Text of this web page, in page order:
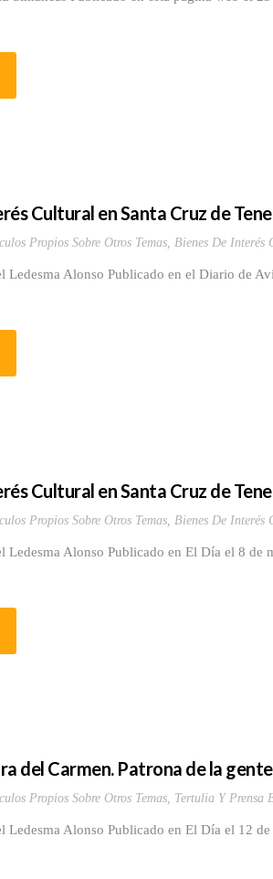
Cultural en Santa Cruz de
Propios Sobre Otros Temas, Bienes De Interés
Ledesma Alonso Publicado en el Diario
Cultural en Santa Cruz de
Propios Sobre Otros Temas, Bienes De Interés
Ledesma Alonso Publicado en El Día el 8
del Carmen. Patrona de la
Propios Sobre Otros Temas, Tertulia Y Prensa
Ledesma Alonso Publicado en El Día el 12